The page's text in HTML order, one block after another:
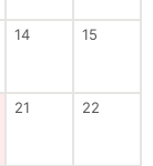
14 15
21 22